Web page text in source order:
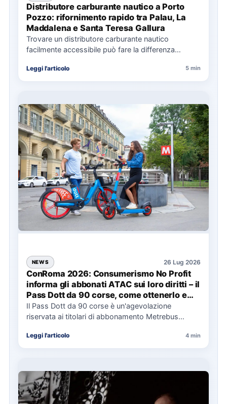
Distributore carburante nautico a Porto
Pozzo: rifornimento rapido tra Palau, La
Maddalena e Santa Teresa Gallura
Trovare un distributore carburante nautico
facilmente accessibile può fare la differenza
soprattutto…
Leggi l'articolo 5 min
NEWS 26 Lug 2026
ConRoma 2026: Consumerismo No Profit
informa gli abbonati ATAC sui loro diritti – il
Pass Dott da 90 corse, come ottenerlo e
cosa spetta in caso di disservizi
Il Pass Dott da 90 corse è un'agevolazione
riservata ai titolari di abbonamento Metrebus
Leggi l'articolo 4 min